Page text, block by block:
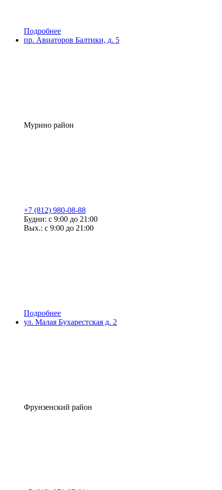
Подробнее
пр. Авиаторов Балтики, д. 5
Мурино район
+7 (812) 980-08-88
Будни: с 9:00 до 21:00
Вых.: с 9:00 до 21:00
Подробнее
ул. Малая Бухарестская д. 2
Фрунзенский район